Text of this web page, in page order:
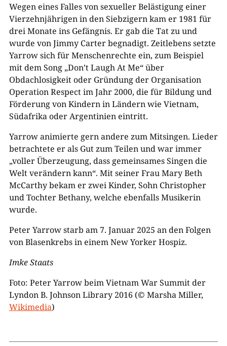
Wegen eines Falles von sexueller Belästigung einer
Vierzehnjährigen in den Siebzigern kam er 1981 für
drei Monate ins Gefängnis. Er gab die Tat zu und
wurde von Jimmy Carter begnadigt. Zeitlebens setzte
Yarrow sich für Menschenrechte ein, zum Beispiel
mit dem Song „Don’t Laugh At Me“ über
Obdachlosigkeit oder Gründung der Organisation
Operation Respect im Jahr 2000, die für Bildung und
Förderung von Kindern in Ländern wie Vietnam,
Südafrika oder Argentinien eintritt.
Yarrow animierte gern andere zum Mitsingen. Lieder
betrachtete er als Gut zum Teilen und war immer
„voller Überzeugung, dass gemeinsames Singen die
Welt verändern kann“. Mit seiner Frau Mary Beth
McCarthy bekam er zwei Kinder, Sohn Christopher
und Tochter Bethany, welche ebenfalls Musikerin
wurde.
Peter Yarrow starb am 7. Januar 2025 an den Folgen
von Blasenkrebs in einem New Yorker Hospiz.
Imke Staats
Foto: Peter Yarrow beim Vietnam War Summit der
Lyndon B. Johnson Library 2016 (© Marsha Miller,
Wikimedia)